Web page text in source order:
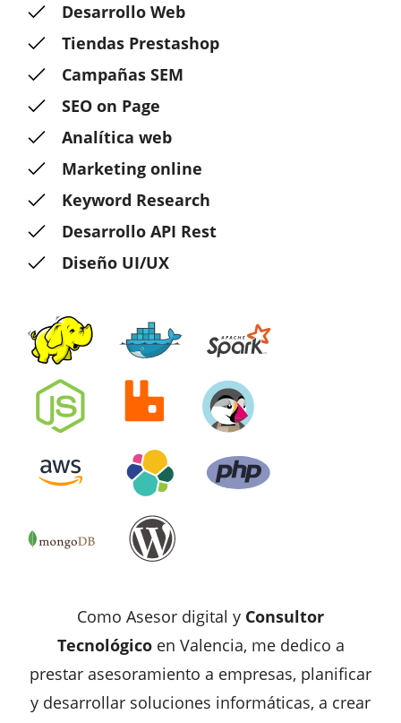
Desarrollo Web
Tiendas Prestashop
Campañas SEM
SEO on Page
Analítica web
Marketing online
Keyword Research
Desarrollo API Rest
Diseño UI/UX
Como Asesor digital y Consultor
Tecnológicoen Valencia, me dedico a
prestar asesoramiento a empresas, planificar
y desarrollar soluciones informáticas, a crear